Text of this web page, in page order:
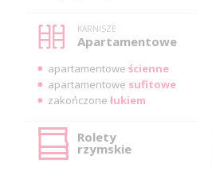
KARNISZE
Apartamentowe
apartamentowe ścienne
apartamentowe sufitowe
zakończone łukiem
Rolety
rzymskie